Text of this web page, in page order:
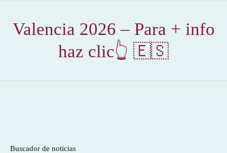
Valencia 2026 – Para + info
haz clic👆 🇪🇸
Buscador de noticias